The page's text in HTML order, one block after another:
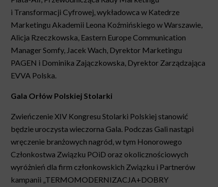
i Transformacji Cyfrowej, wykładowca w Katedrze
Marketingu Akademii Leona Koźmińskiego w Warszawie,
Alicja Rzeczkowska, Eastern Europe Communication
Manager Somfy, Jacek Wach, Dyrektor Marketingu
PAGEN i Dominika Zajączkowska, Dyrektor Zarządzająca
EVVA Polska.
Gala Orłów Polskiej Stolarki
Zwieńczenie XIV Kongresu Stolarki Polskiej stanowić
będzie uroczysta wieczorna Gala. Podczas Gali nastąpi
wręczenie branżowych nagród, w tym Honorowego
Członkostwa Związku POiD oraz okolicznościowych
wyróżnień dla firm członkowskich Związku i Partnerów
kampanii „TERMOMODERNIZACJA+DOBRY